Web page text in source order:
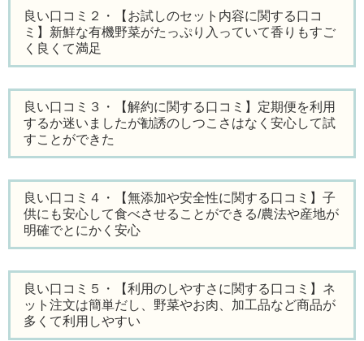
良い口コミ２・【お試しのセット内容に関する口コ
ミ】新鮮な有機野菜がたっぷり入っていて香りもすご
く良くて満足
良い口コミ３・【解約に関する口コミ】定期便を利用
するか迷いましたが勧誘のしつこさはなく安心して試
すことができた
良い口コミ４・【無添加や安全性に関する口コミ】子
供にも安心して食べさせることができる/農法や産地が
明確でとにかく安心
良い口コミ５・【利用のしやすさに関する口コミ】ネ
ット注文は簡単だし、野菜やお肉、加工品など商品が
多くて利用しやすい